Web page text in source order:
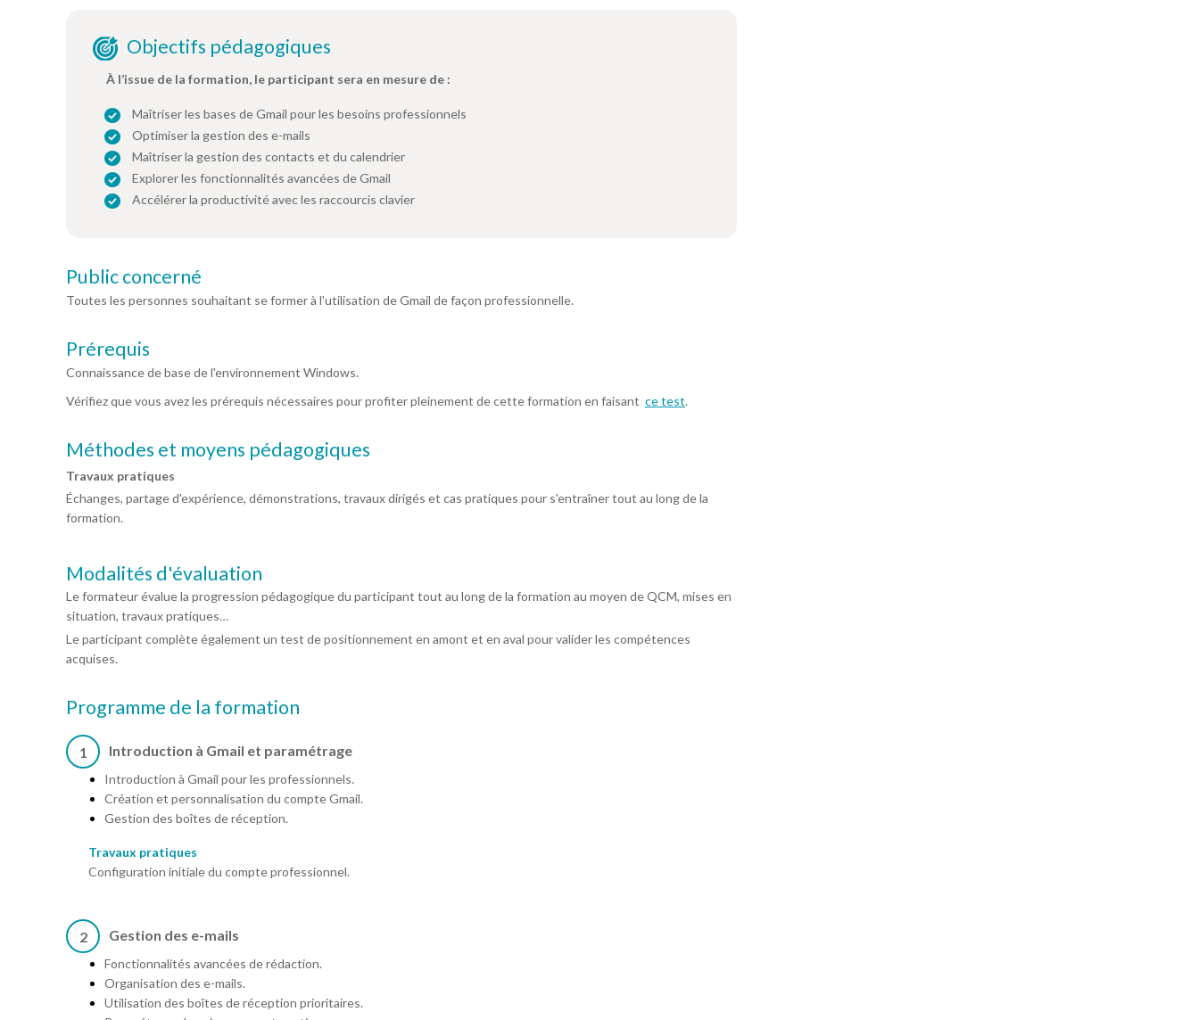
Objectifs pédagogiques
À l’issue de la formation, le participant sera en mesure de :
Maîtriser les bases de Gmail pour les besoins professionnels
Optimiser la gestion des e-mails
Maîtriser la gestion des contacts et du calendrier
Explorer les fonctionnalités avancées de Gmail
Accélérer la productivité avec les raccourcis clavier
Public concerné
Toutes les personnes souhaitant se former à l'utilisation de Gmail de façon professionnelle.
Prérequis
Connaissance de base de l'environnement Windows.
Vérifiez que vous avez les prérequis nécessaires pour profiter pleinement de cette formation en faisant ce test.
Méthodes et moyens pédagogiques
Travaux pratiques
Échanges, partage d'expérience, démonstrations, travaux dirigés et cas pratiques pour s'entraîner tout au long de la
formation.
Modalités d'évaluation
Le formateur évalue la progression pédagogique du participant tout au long de la formation au moyen de QCM, mises en
situation, travaux pratiques…
Le participant complète également un test de positionnement en amont et en aval pour valider les compétences
acquises.
Programme de la formation
1 Introduction à Gmail et paramétrage
Introduction à Gmail pour les professionnels.
Création et personnalisation du compte Gmail.
Gestion des boîtes de réception.
Travaux pratiques
Configuration initiale du compte professionnel.
2 Gestion des e-mails
Fonctionnalités avancées de rédaction.
Organisation des e-mails.
Utilisation des boîtes de réception prioritaires.